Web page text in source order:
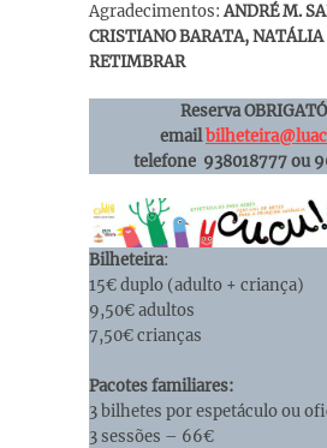
Agradecimentos:ANDRÉ M.
CRISTIANO BARATA, NATÁLIA
RETIMBRAR
Reserva
email
telefone 938018777 ou
Bilheteira:
15€ duplo (adulto + criança)
9,50€ adultos
7,50€ crianças
Pacotes familiares:
3 bilhetes por espetáculo ou
3 sessões – 66€